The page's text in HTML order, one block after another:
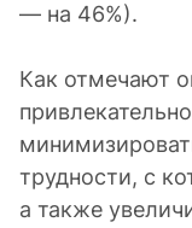
— на 46%).
Как отмечают
трудности, с
а также